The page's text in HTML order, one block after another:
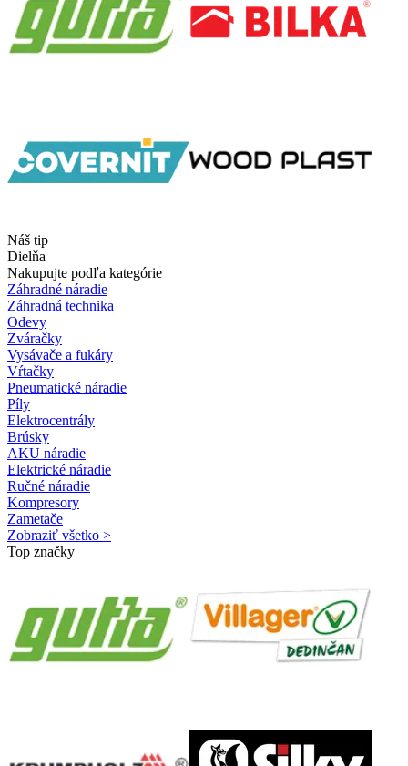
Náš tip
Dielňa
Nakupujte podľa kategórie
Záhradné náradie
Záhradná technika
Odevy
Zváračky
Vysávače a fukáry
Vŕtačky
Pneumatické náradie
Píly
Elektrocentrály
Brúsky
AKU náradie
Elektrické náradie
Ručné náradie
Kompresory
Zametače
Zobraziť všetko >
Top značky